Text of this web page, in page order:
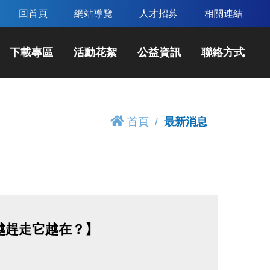
回首頁 網站導覽 人才招募 相關連結
下載專區 活動花絮 公益資訊 聯絡方式
首頁 最新消息
走它越在？】